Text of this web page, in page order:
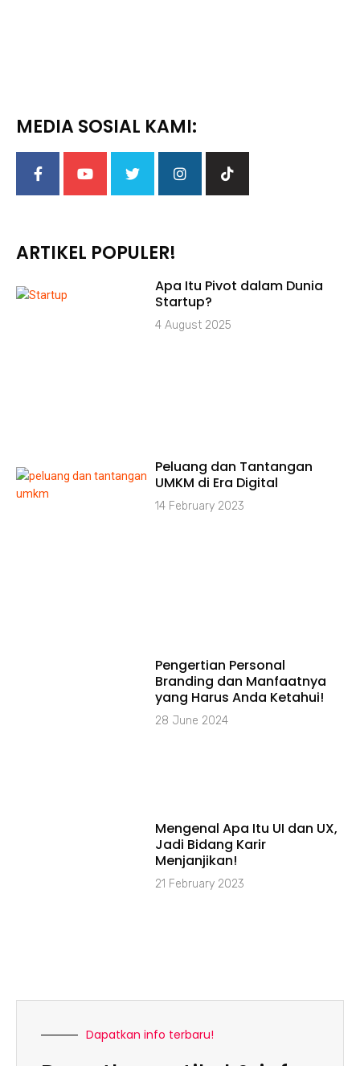
MEDIA SOSIAL KAMI:
ARTIKEL POPULER!
Apa Itu Pivot dalam Dunia
Startup?
4 August 2025
Peluang dan Tantangan
UMKM di Era Digital
14 February 2023
Pengertian Personal
Branding dan Manfaatnya
yang Harus Anda Ketahui!
28 June 2024
Mengenal Apa Itu UI dan UX,
Jadi Bidang Karir
Menjanjikan!
21 February 2023
Dapatkan info terbaru!